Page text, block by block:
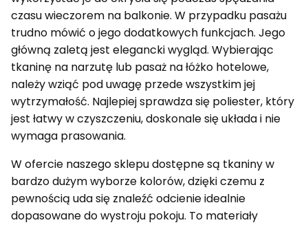
czasu wieczorem na balkonie. W przypadku pasażu
trudno mówić o jego dodatkowych funkcjach. Jego
główną zaletą jest elegancki wygląd. Wybierając
tkaninę na narzutę lub pasaż na łóżko hotelowe,
należy wziąć pod uwagę przede wszystkim jej
wytrzymałość. Najlepiej sprawdza się poliester, który
jest łatwy w czyszczeniu, doskonale się układa i nie
wymaga prasowania.
W ofercie naszego sklepu dostępne są tkaniny w
bardzo dużym wyborze kolorów, dzięki czemu z
pewnością uda się znaleźć odcienie idealnie
dopasowane do wystroju pokoju. To materiały